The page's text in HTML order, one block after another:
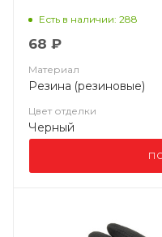
Есть в наличии: 288
68 ₽
Материал
Резина (резиновые)
Цвет отделки
Черный